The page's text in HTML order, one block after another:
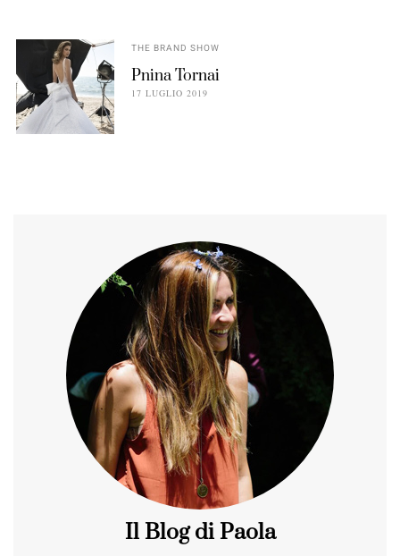
THE BRAND SHOW
Pnina Tornai
17 LUGLIO 2019
Il Blog di Paola